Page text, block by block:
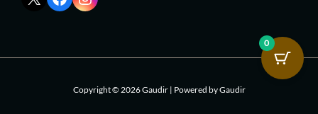
red
de
Copyright © 2026 Gaudir | Powered by Gaudir
0